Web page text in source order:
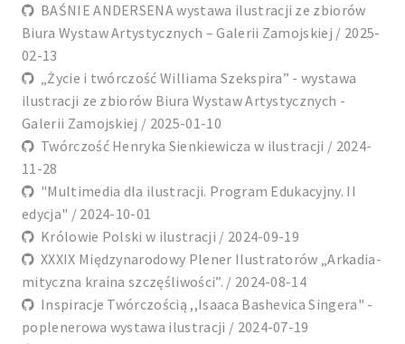
BAŚNIE ANDERSENA wystawa ilustracji ze zbiorów
Biura Wystaw Artystycznych – Galerii Zamojskiej / 2025-
02-13
„Życie i twórczość Williama Szekspira” - wystawa
ilustracji ze zbiorów Biura Wystaw Artystycznych -
Galerii Zamojskiej / 2025-01-10
Twórczość Henryka Sienkiewicza w ilustracji / 2024-
11-28
"Multimedia dla ilustracji. Program Edukacyjny. II
edycja" / 2024-10-01
Królowie Polski w ilustracji / 2024-09-19
XXXIX Międzynarodowy Plener Ilustratorów „Arkadia-
mityczna kraina szczęśliwości”. / 2024-08-14
Inspiracje Twórczością ,,Isaaca Bashevica Singera" -
poplenerowa wystawa ilustracji / 2024-07-19